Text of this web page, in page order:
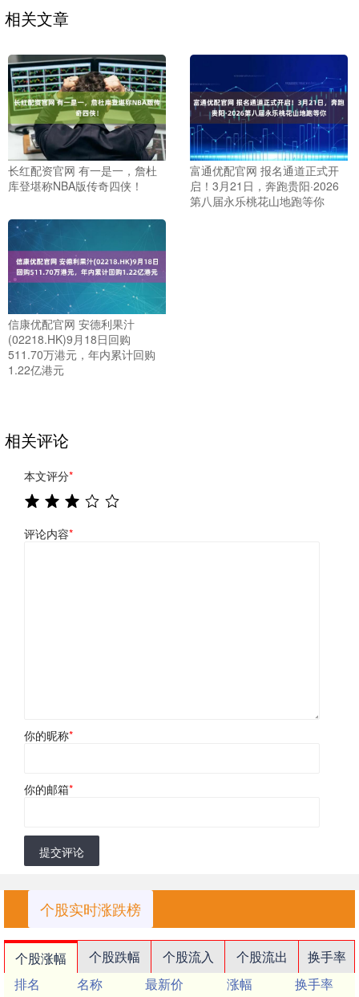
相关文章
长红配资官网 有一是一，詹杜
库登堪称NBA版传奇四侠！
富通优配官网 报名通道正式开
启！3月21日，奔跑贵阳·2026
第八届永乐桃花山地跑等你
信康优配官网 安德利果汁
(02218.HK)9月18日回购
511.70万港元，年内累计回购
1.22亿港元
相关评论
本文评分*
评论内容*
你的昵称*
你的邮箱*
提交评论
个股实时涨跌榜
个股涨幅 个股跌幅 个股流入 个股流出
换手率
排名
名称 最新价 涨幅 换手率